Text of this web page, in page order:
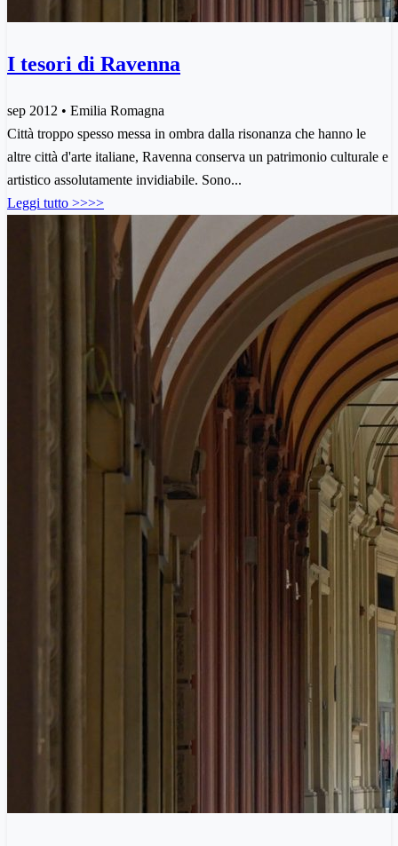
I tesori di Ravenna
sep 2012 • Emilia Romagna
Città troppo spesso messa in ombra dalla risonanza che hanno le
altre città d'arte italiane, Ravenna conserva un patrimonio culturale e
artistico assolutamente invidiabile. Sono...
Leggi tutto >>>>